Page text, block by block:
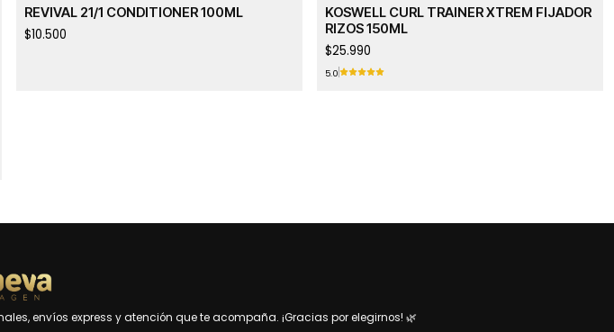
REVIVAL 21/1 CONDITIONER 100ML
$10.500
KOSWELL CURL TRAINER XTREM FIJADOR
RIZOS 150ML
$25.990
5.0
envíos express y atención que te acompaña. ¡Gracias por elegirnos! 🌿